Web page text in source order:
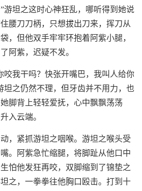
游坦之这时心神狂乱，哪听得到她说
腰刀刀柄，只想拔出刀来，挥刀从
，但他双手牢牢环抱着阿紫小腿，
阿紫，迟疑不发。
咬我干吗？快张开嘴巴，我叫人给你
坦之仍然不理，但牙齿并不用力，也
脚背上轻轻爱抚，心中飘飘荡荡
入云端。
，紧抓游坦之咽喉。游坦之喉头受
。阿紫急忙缩腿，将脚趾从他口中
怕他发狂再咬，双脚缩到了锦垫之
之，一拳拳往他胸口殴击。打到十